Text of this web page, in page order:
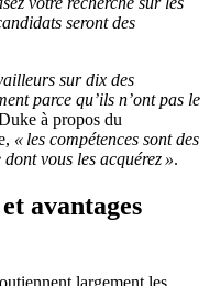
seront des
sur dix des
parce qu’ils n’ont pas le
à propos du
« les compétences sont des
vous les acquérez ».
avantages
largement les